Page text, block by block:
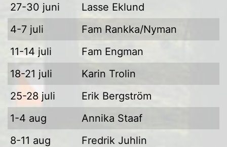
27-30 juni
Lasse Eklund
4-7 juli
Fam Rankka/Nyman
11-14 juli
Fam Engman
18-21 juli
Karin Trolin
25-28 juli
Erik Bergström
1-4 aug
Annika Staaf
8-11 aug
Fredrik Juhlin